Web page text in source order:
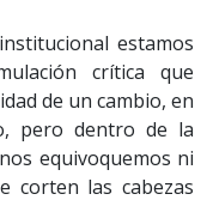
estamos
crítica que
de un cambio, en
pero dentro de la
equivoquemos ni
corten las cabezas